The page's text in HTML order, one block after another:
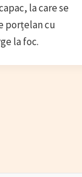
la care se
porțelan cu
la foc.